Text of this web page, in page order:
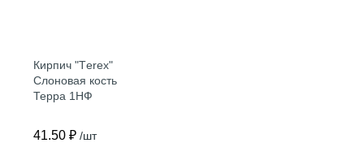
Кирпич "Тerex"
Слоновая кость
Терра 1НФ
41.50 ₽ /шт